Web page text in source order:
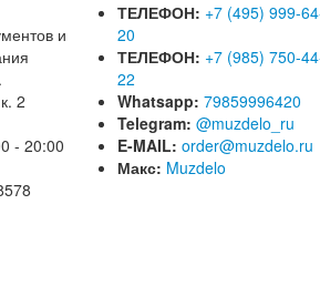
и
2
- 20:00
ТЕЛЕФОН: +7 (495) 999-
20
ТЕЛЕФОН: +7 (985) 750-
22
Whatsapp: 79859996420
Telegram: @muzdelo_ru
E-MAIL: order@muzdelo.ru
Макс: Muzdelo